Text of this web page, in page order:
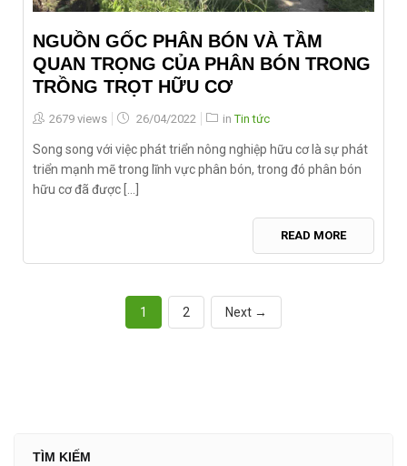
NGUỒN GỐC PHÂN BÓN VÀ TẦM
QUAN TRỌNG CỦA PHÂN BÓN TRONG
TRỒNG TRỌT HỮU CƠ
2679 views
Posted
26/04/2022 in Tin tức
Song song với việc phát triển nông nghiệp hữu cơ là sự phát
triển mạnh mẽ trong lĩnh vực phân bón, trong đó phân bón
hữu cơ đã được [...]
READ MORE
1 2 Next →
TÌM KIẾM